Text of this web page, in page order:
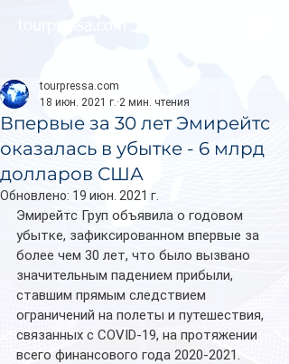
Впервые за 30 лет Эмирейтс
оказалась в убытке - 6 млрд
долларов США
tourpressa.com
18 июн. 2021 г. 2 мин. чтения
Обновлено: 19 июн. 2021 г.
Эмирейтс Груп объявила о годовом
убытке, зафиксированном впервые за
более чем 30 лет, что было вызвано
значительным падением прибыли,
ставшим прямым следствием
ограничений на полеты и путешествия,
связанных с COVID-19, на протяжении
всего финансового года 2020-2021.